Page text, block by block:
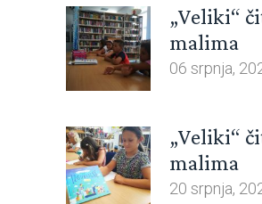
„Veliki“
malima
06 srpnja,
„Veliki“
malima
20 srpnja,